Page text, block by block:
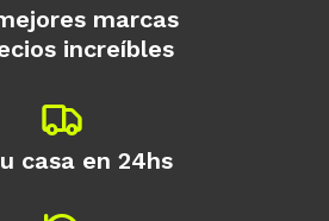
marcas
increíbles
casa en 24hs